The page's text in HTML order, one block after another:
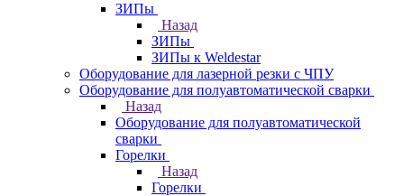
ЗИПы
Назад
ЗИПы
ЗИПы к Weldestar
Оборудование для лазерной резки с ЧПУ
Оборудование для полуавтоматической сварки
Назад
Оборудование для полуавтоматической
сварки
Горелки
Назад
Горелки